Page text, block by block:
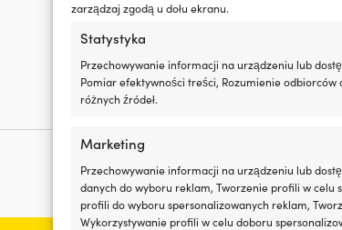
zarządzaj zgodą u dołu ekranu.
Statystyka
Przechowywanie informacji na urządzeniu lub
Pomiar efektywności treści, Rozumienie
różnych źródeł.
Marketing
Przechowywanie informacji na urządzeniu lub
danych do wyboru reklam, Tworzenie profili w celu
profili do wyboru spersonalizowanych reklam,
Wykorzystywanie profili w celu doboru